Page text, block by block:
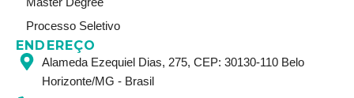
Processo Seletivo
ENDEREÇO
Alameda Ezequiel Dias, 275, CEP: 30130-110 Belo
Horizonte/MG - Brasil